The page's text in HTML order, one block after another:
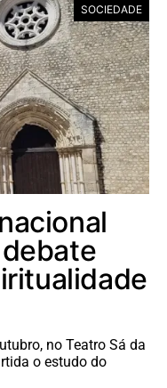
SOCIEDADE
no Teatro Sá da
o estudo do